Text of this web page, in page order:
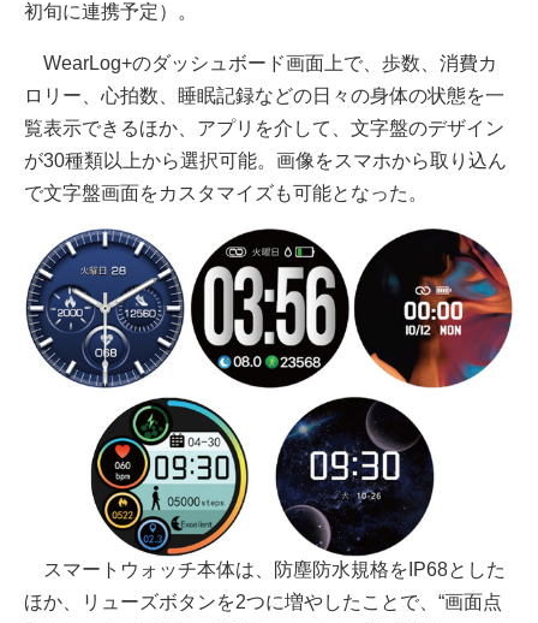
初旬に連携予定）。
WearLog+のダッシュボード画面上で、歩数、消費カ
ロリー、心拍数、睡眠記録などの日々の身体の状態を一
覧表示できるほか、アプリを介して、文字盤のデザイン
が30種類以上から選択可能。画像をスマホから取り込ん
で文字盤画面をカスタマイズも可能となった。
スマートウォッチ本体は、防塵防水規格をIP68とした
ほか、リューズボタンを2つに増やしたことで、“画面点